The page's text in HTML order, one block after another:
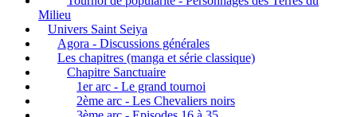
Milieu
Univers Saint Seiya
Agora - Discussions générales
Les chapitres (manga et série classique)
Chapitre Sanctuaire
1er arc - Le grand tournoi
2ème arc - Les Chevaliers noirs